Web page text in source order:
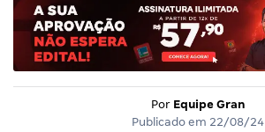
Por Equipe Gran
Publicado em 22/08/24